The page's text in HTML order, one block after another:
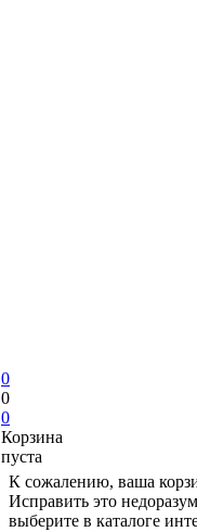
0
0
0
Корзина
пуста
К сожалению, ваша
Исправить это
выберите в каталоге